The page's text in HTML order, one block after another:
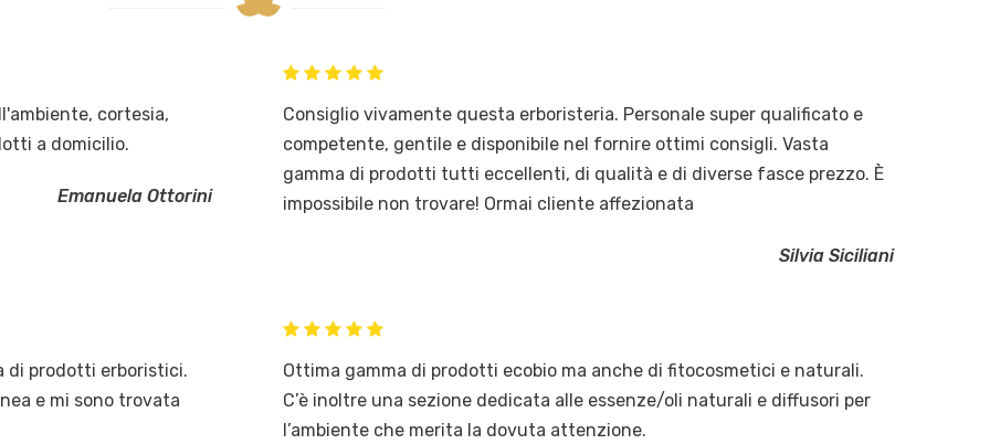
cortesia,
a domicilio.
Emanuela Ottorini
Consiglio vivamente questa erboristeria. Personale super qualificato e
competente, gentile e disponibile nel fornire ottimi consigli. Vasta
gamma di prodotti tutti eccellenti, di qualità e di diverse fasce prezzo. È
impossibile non trovare! Ormai cliente affezionata
Silvia Siciliani
di prodotti erboristici.
e mi sono trovata
Ottima gamma di prodotti ecobio ma anche di fitocosmetici e naturali.
C’è inoltre una sezione dedicata alle essenze/oli naturali e diffusori per
l’ambiente che merita la dovuta attenzione.